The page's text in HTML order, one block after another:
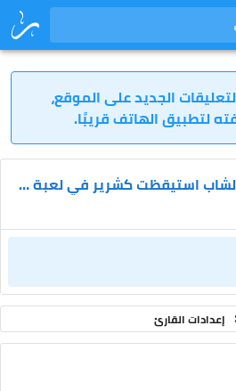
الجديد على الموقع،
لتطبيق الهاتف قريبًا.
رواية وجهة نظر السيد الشاب استيقظت كشرير في لعبة ذات يوم
إعدادات القارئ